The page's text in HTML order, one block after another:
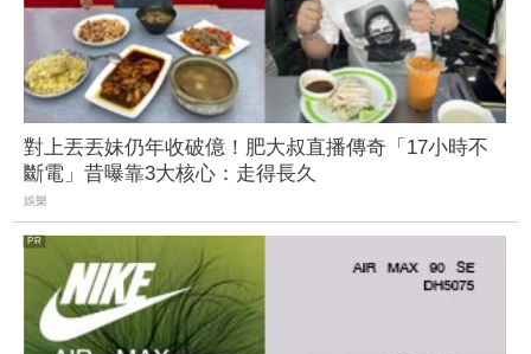
對上丟丟妹仍年收破億！肥大叔直播傳奇「17小時不
斷電」昔曝靠3大核心：走得長久
娛樂